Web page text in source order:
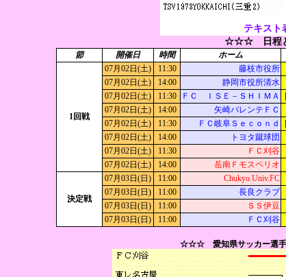
テキスト
☆☆☆ 日程
節 開催日 時間 ホーム
1回戦
07月02日(土) 11:30 藤枝市役所
07月02日(土)
14:00 静岡市役所清水
07月02日(土)
11:30 ＦＣ ＩＳＥ－ＳＨＩＭＡ
07月02日(土)
14:00 矢崎バレンテＦＣ
07月02日(土)
11:30 ＦＣ岐阜Ｓｅｃｏｎｄ
07月02日(土)
14:00 トヨタ蹴球団
07月02日(土)
11:30 ＦＣ刈谷
07月02日(土)
14:00 岳南Ｆモスペリオ
決定戦
07月03日(日) 11:00 Chukyo.Univ.FC
07月03日(日)
11:00 長良クラブ
07月03日(日)
11:00 ＳＳ伊豆
07月03日(日)
11:00 ＦＣ刈谷
☆☆☆ 愛知県サッカー選